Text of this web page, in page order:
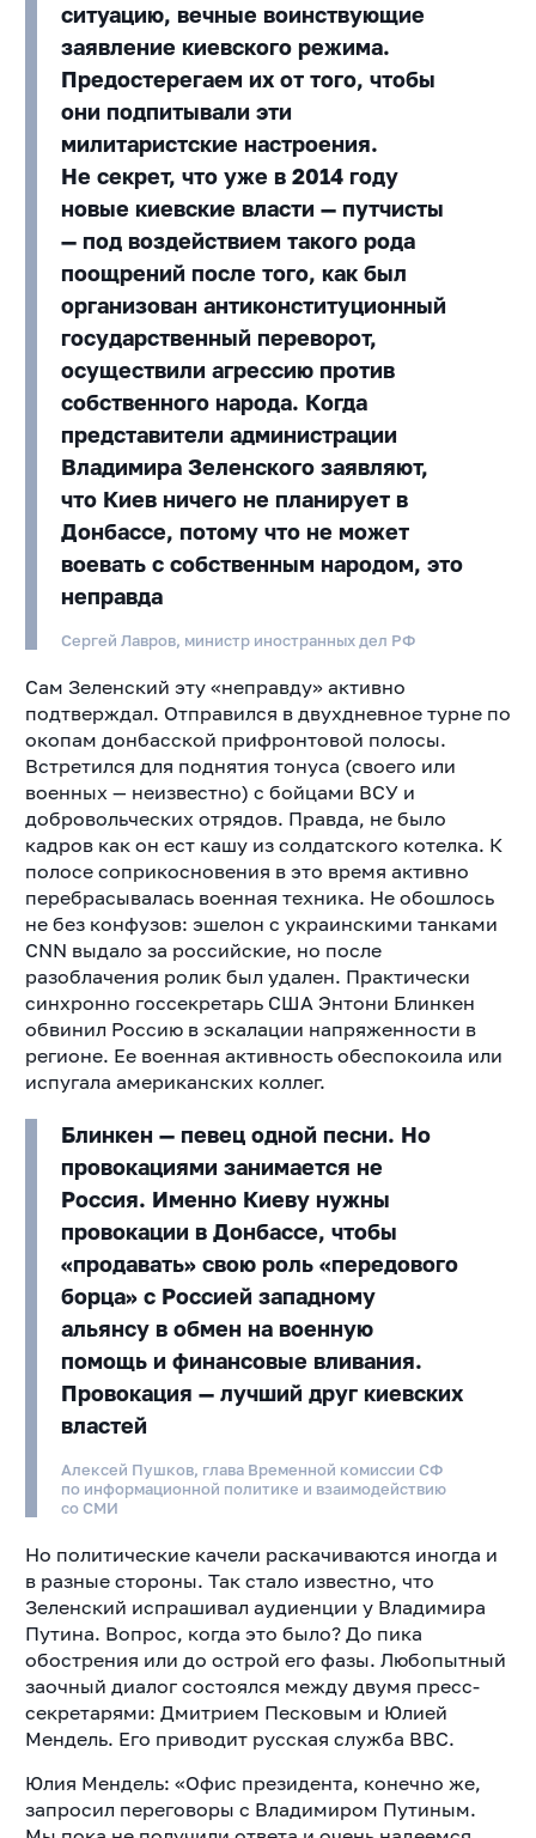
ситуацию, вечные воинствующие
заявление киевского режима.
Предостерегаем их от того, чтобы
они подпитывали эти
милитаристские настроения.
Не секрет, что уже в 2014 году
новые киевские власти — путчисты
— под воздействием такого рода
поощрений после того, как был
организован антиконституционный
государственный переворот,
осуществили агрессию против
собственного народа. Когда
представители администрации
Владимира Зеленского заявляют,
что Киев ничего не планирует в
Донбассе, потому что не может
воевать с собственным народом, это
неправда
Сергей Лавров, министр иностранных дел РФ
Сам Зеленский эту «неправду» активно
подтверждал. Отправился в двухдневное турне по
окопам донбасской прифронтовой полосы.
Встретился для поднятия тонуса (своего или
военных — неизвестно) с бойцами ВСУ и
добровольческих отрядов. Правда, не было
кадров как он ест кашу из солдатского котелка. К
полосе соприкосновения в это время активно
перебрасывалась военная техника. Не обошлось
не без конфузов: эшелон с украинскими танками
CNN выдало за российские, но после
разоблачения ролик был удален. Практически
синхронно госсекретарь США Энтони Блинкен
обвинил Россию в эскалации напряженности в
регионе. Ее военная активность обеспокоила или
испугала американских коллег.
Блинкен — певец одной песни. Но
провокациями занимается не
Россия. Именно Киеву нужны
провокации в Донбассе, чтобы
«продавать» свою роль «передового
борца» с Россией западному
альянсу в обмен на военную
помощь и финансовые вливания.
Провокация — лучший друг киевских
властей
Алексей Пушков, глава Временной комиссии СФ
по информационной политике и взаимодействию
со СМИ
Но политические качели раскачиваются иногда и
в разные стороны. Так стало известно, что
Зеленский испрашивал аудиенции у Владимира
Путина. Вопрос, когда это было? До пика
обострения или до острой его фазы. Любопытный
заочный диалог состоялся между двумя пресс-
секретарями: Дмитрием Песковым и Юлией
Мендель. Его приводит русская служба BBC.
Юлия Мендель: «Офис президента, конечно же,
запросил переговоры с Владимиром Путиным.